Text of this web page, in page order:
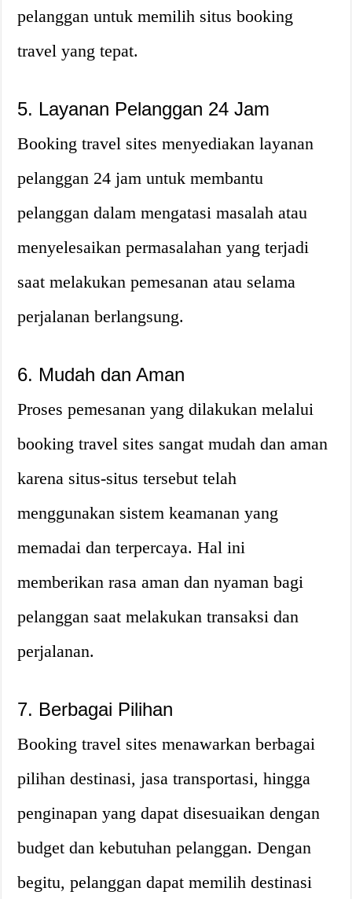
pelanggan untuk memilih situs booking
travel yang tepat.
5. Layanan Pelanggan 24 Jam
Booking travel sites menyediakan layanan
pelanggan 24 jam untuk membantu
pelanggan dalam mengatasi masalah atau
menyelesaikan permasalahan yang terjadi
saat melakukan pemesanan atau selama
perjalanan berlangsung.
6. Mudah dan Aman
Proses pemesanan yang dilakukan melalui
booking travel sites sangat mudah dan aman
karena situs-situs tersebut telah
menggunakan sistem keamanan yang
memadai dan terpercaya. Hal ini
memberikan rasa aman dan nyaman bagi
pelanggan saat melakukan transaksi dan
perjalanan.
7. Berbagai Pilihan
Booking travel sites menawarkan berbagai
pilihan destinasi, jasa transportasi, hingga
penginapan yang dapat disesuaikan dengan
budget dan kebutuhan pelanggan. Dengan
begitu, pelanggan dapat memilih destinasi